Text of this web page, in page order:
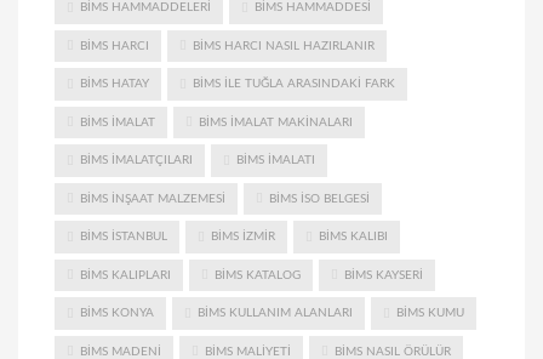
BIMS HAMMADDELERI BIMS HAMMADDESI
BIMS HARCI BIMS HARCI NASIL HAZIRLANIR
BIMS HATAY BIMS ILE TUĞLA ARASINDAKI FARK
BIMS IMALAT BIMS IMALAT MAKINALARI
BIMS IMALATÇILARI BIMS IMALATI
BIMS INŞAAT MALZEMESI BIMS ISO BELGESI
BIMS ISTANBUL BIMS IZMIR BIMS KALIBI
BIMS KALIPLARI BIMS KATALOG BIMS KAYSERI
BIMS KONYA BIMS KULLANIM ALANLARI BIMS KUMU
BIMS MADENI BIMS MALIYETI BIMS NASIL ÖRÜLÜR